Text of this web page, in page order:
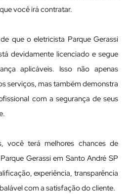
você irá contratar.
que o eletricista Parque Gerassi
devidamente licenciado e segue
aplicáveis. Isso não apenas
serviços, mas também demonstra
com a segurança de seus
você terá melhores chances de
Gerassi em Santo André SP
experiência, transparência
com a satisfação do cliente.